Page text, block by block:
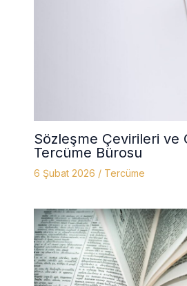
Sözleşme Çevirileri ve
Tercüme Bürosu
6 Şubat 2026 / Tercüme